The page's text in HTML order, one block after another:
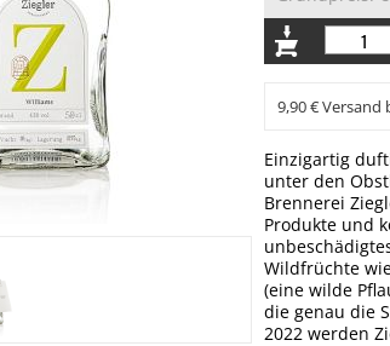
9,90 € Versand
Einzigartig
unter den
Brennerei
Produkte und
Wildfrüchte
(eine wilde
die genau die
2022 werden